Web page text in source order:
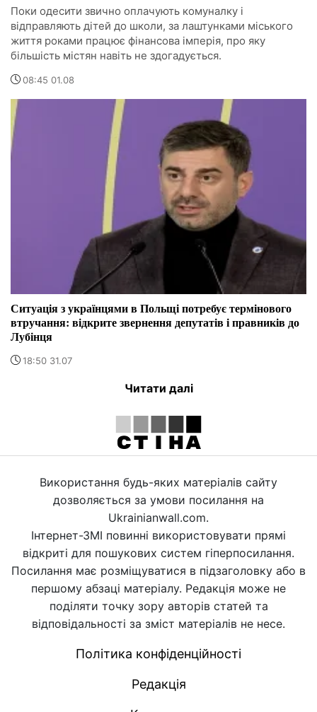
Поки одесити звично оплачують комуналку і
відправляють дітей до школи, за лаштунками міського
життя роками працює фінансова імперія, про яку
більшість містян навіть не здогадується.
08:45 01.08
Ситуація з українцями в Польщі потребує термінового
втручання: відкрите звернення депутатів і правників до
Лубінця
18:50 31.07
Читати далі
Використання будь-яких матеріалів сайту
дозволяється за умови посилання на
Ukrainianwall.com.
Інтернет-ЗМІ повинні використовувати прямі
відкриті для пошукових систем гіперпосилання.
Посилання має розміщуватися в підзаголовку або в
першому абзаці матеріалу. Редакція може не
поділяти точку зору авторів статей та
відповідальності за зміст матеріалів не несе.
Політика конфіденційності
Редакція